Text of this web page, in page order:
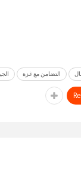
التضامن مع غزة